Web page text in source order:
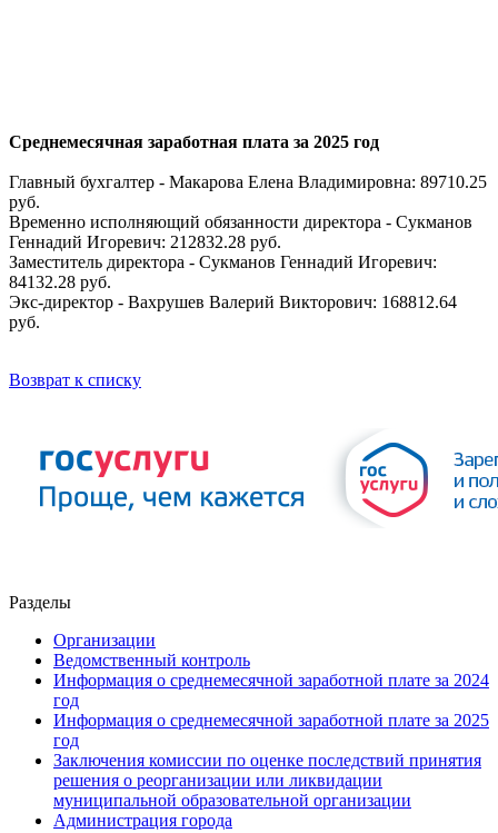
Среднемесячная заработная плата за 2025 год
Главный бухгалтер - Макарова Елена Владимировна: 89710.25
руб.
Временно исполняющий обязанности директора - Сукманов
Геннадий Игоревич: 212832.28 руб.
Заместитель директора - Сукманов Геннадий Игоревич:
84132.28 руб.
Экс-директор - Вахрушев Валерий Викторович: 168812.64
руб.
Возврат к списку
Разделы
Организации
Ведомственный контроль
Информация о среднемесячной заработной плате за 2024
год
Информация о среднемесячной заработной плате за 2025
год
Заключения комиссии по оценке последствий принятия
решения о реорганизации или ликвидации
муниципальной образовательной организации
Администрация города